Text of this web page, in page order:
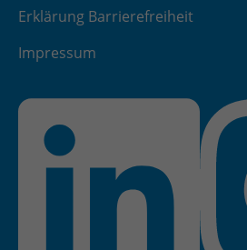
Erklärung Barrierefreiheit
Impressum